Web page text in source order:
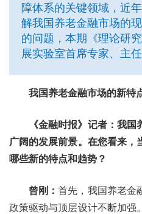
障体系的关键领域，近
解我国养老金融市场的
的问题，本期《理论研
展实验室首席专家、主任
我国养老金融市场的新特
《金融时报》记者：我
广阔的发展前景。在您看来，
哪些新的特点和趋势？
曾刚：首先，我国养老金
政策驱动与顶层设计不断加强